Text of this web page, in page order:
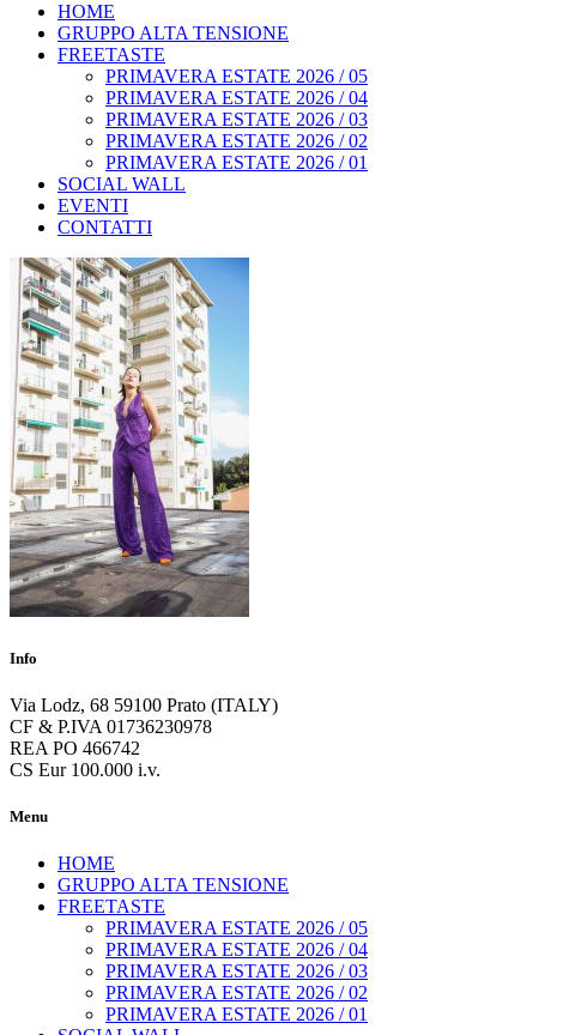
HOME
GRUPPO ALTA TENSIONE
FREETASTE
PRIMAVERA ESTATE 2026 / 05
PRIMAVERA ESTATE 2026 / 04
PRIMAVERA ESTATE 2026 / 03
PRIMAVERA ESTATE 2026 / 02
PRIMAVERA ESTATE 2026 / 01
SOCIAL WALL
EVENTI
CONTATTI
Info
Via Lodz, 68 59100 Prato (ITALY)
CF & P.IVA 01736230978
REA PO 466742
CS Eur 100.000 i.v.
Menu
HOME
GRUPPO ALTA TENSIONE
FREETASTE
PRIMAVERA ESTATE 2026 / 05
PRIMAVERA ESTATE 2026 / 04
PRIMAVERA ESTATE 2026 / 03
PRIMAVERA ESTATE 2026 / 02
PRIMAVERA ESTATE 2026 / 01